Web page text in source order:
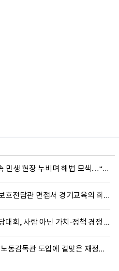
최원용 평택시장, 극한 폭염속 민생 현장 누비며 해법 모색…“현장에 답 있다”
안민석 경기도교육감, “교권보호전담관 면접서 경기교육의 희망 봤다”
김보라 안성시장 “민주당 전당대회, 사람 아닌 가치·정책 경쟁 돼야”
추미애, “소방 국가직화·지방노동감독관 도입에 걸맞은 재정체계 완성해야”